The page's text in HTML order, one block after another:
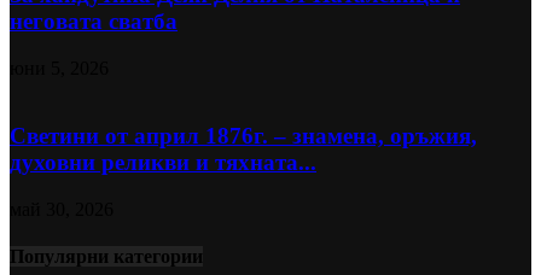
неговата сватба
Светини от април 1876г. – знамена, оръжия,
духовни реликви и тяхната...
Популярни категории